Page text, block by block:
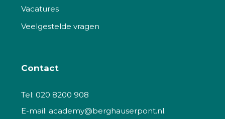
Vacatures
Veelgestelde vragen
Contact
Tel: 020 8200 908
E-mail: academy@berghauserpont.nl.